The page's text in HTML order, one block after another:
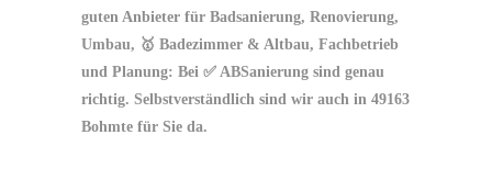
guten Anbieter für Badsanierung, Renovierung,
Umbau, 🥇 Badezimmer & Altbau, Fachbetrieb
und Planung: Bei ✅ ABSanierung sind genau
richtig. Selbstverständlich sind wir auch in 49163
Bohmte für Sie da.